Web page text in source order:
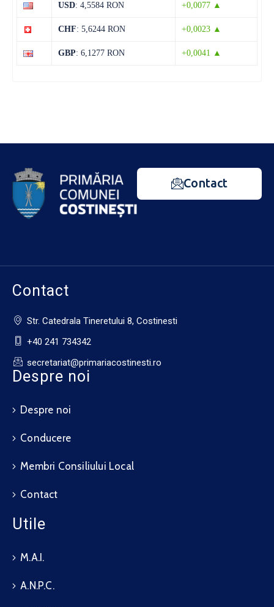
USD: 4,5584 RON +0,0077 ▲
CHF: 5,6244 RON +0,0023 ▲
GBP: 6,1277 RON +0,0041 ▲
Contact
Contact
Str. Catedrala Tineretului 8, Costinesti
+40 241 734342
secretariat@primariacostinesti.ro​
Despre noi
Despre noi
Conducere
Membri Consiliului Local
Contact
Utile
M.A.I.
A.N.P.C.